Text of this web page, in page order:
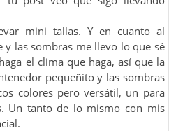
mini tallas. Y en cuanto al
y las sombras me llevo lo que sé
el clima que haga, así que la
pequeñito y las sombras
colores pero versátil, un para
Un tanto de lo mismo con mis